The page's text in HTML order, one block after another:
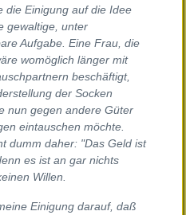
die Einigung auf die Idee
gewaltige, unter
Aufgabe. Eine Frau, die
womöglich länger mit
beschäftigt,
der Socken
nun gegen andere Güter
eintauschen möchte.
dumm daher: "Das Geld ist
es ist an gar nichts
Willen.
Einigung darauf, daß